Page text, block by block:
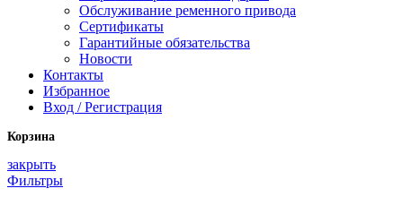
Обслуживание ременного привода
Сертификаты
Гарантийные обязательства
Новости
Контакты
Избранное
Вход / Регистрация
Корзина
закрыть
Фильтры